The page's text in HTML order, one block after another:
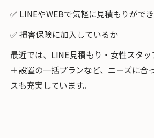
✅ LINEやWEBで気軽に見積もりがで
✅ 損害保険に加入しているか
最近では、LINE見積もり・女性スタ
＋設置の一括プランなど、ニーズに合
スも充実しています。